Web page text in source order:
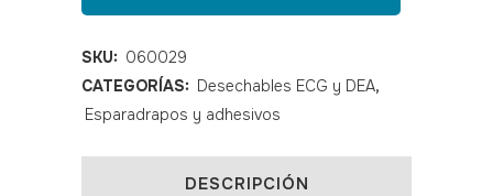
Skintact
pestaña
quantity
SKU: 060029
CATEGORÍAS: Desechables ECG y DEA,
Esparadrapos y adhesivos
DESCRIPCIÓN